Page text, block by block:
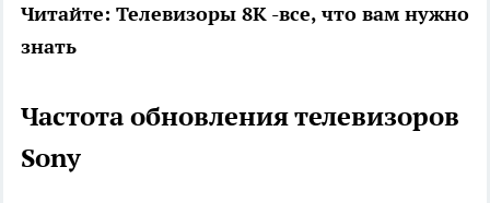
Читайте: Телевизоры 8K -все, что вам нужно
знать
Частота обновления телевизоров
Sony